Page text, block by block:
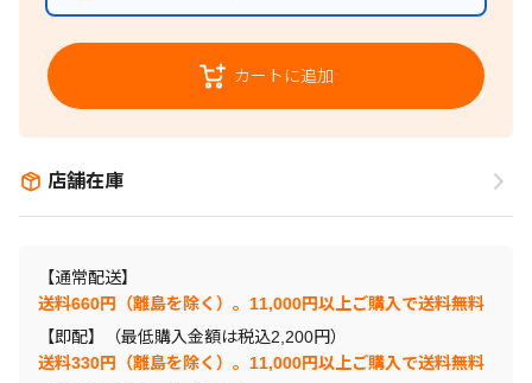
カートに追加
店舗在庫
【通常配送】
送料660円（離島を除く）。11,000円以上ご購入で送料無料
【即配】（最低購入金額は税込2,200円）
送料330円（離島を除く）。11,000円以上ご購入で送料無料